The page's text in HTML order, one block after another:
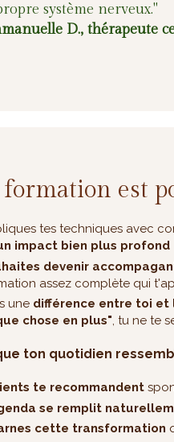
système nerveux."
D., thérapeute
formation est
tes techniques avec
impact bien plus profond
devenir
assez complète qui
une différence entre toi et
chose en plus", tu ne te
ton quotidien
te recommandent
se remplit
cette transformation